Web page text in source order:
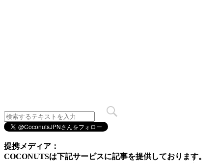
提携メディア：
COCONUTSは下記サービスに記事を提供しております。